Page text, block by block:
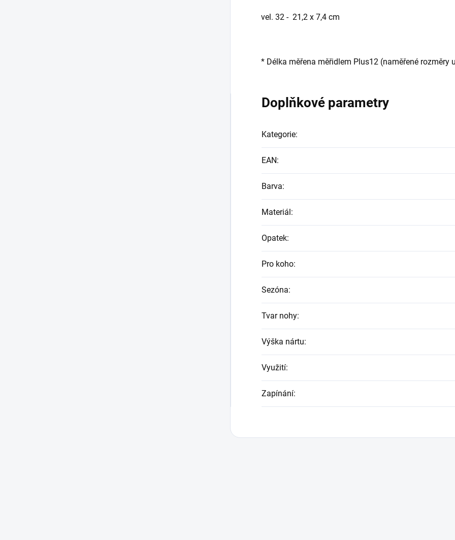
vel. 32 - 21,2 x 7,4 cm
* Délka měřena měřidlem Plus12 (naměřené
Doplňkové parametry
Kategorie:
EAN:
Barva:
Materiál:
Opatek:
Pro koho:
Sezóna:
Tvar nohy:
Výška nártu:
Využití:
Zapínání: